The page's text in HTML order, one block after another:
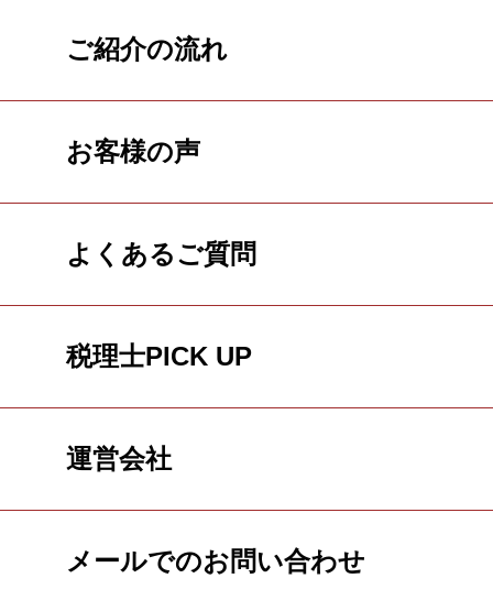
ご紹介の流れ
お客様の声
よくあるご質問
税理士PICK UP
運営会社
メールでのお問い合わせ